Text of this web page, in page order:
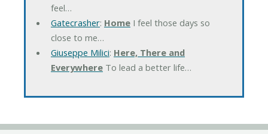
feel…
Gatecrasher: HomeI feel those days so
close to me…
Giuseppe Milici: Here, There and
EverywhereTo lead a better life…